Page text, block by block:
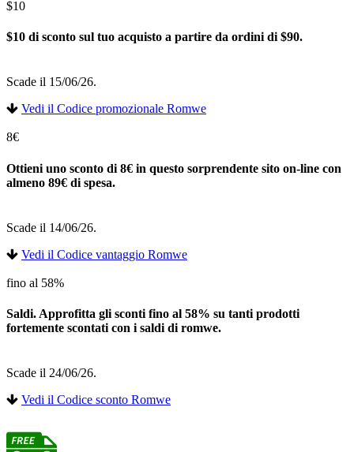
$10
$10 di sconto sul tuo acquisto a partire da ordini di $90.
Scade il 15/06/26.
Vedi il Codice promozionale Romwe
8€
Ottieni uno sconto di 8€ in questo sorprendente sito on-line con
almeno 89€ di spesa.
Scade il 14/06/26.
Vedi il Codice vantaggio Romwe
fino al 58%
Saldi. Approfitta gli sconti fino al 58% su tanti prodotti
fortemente scontati con i saldi di romwe.
Scade il 24/06/26.
Vedi il Codice sconto Romwe